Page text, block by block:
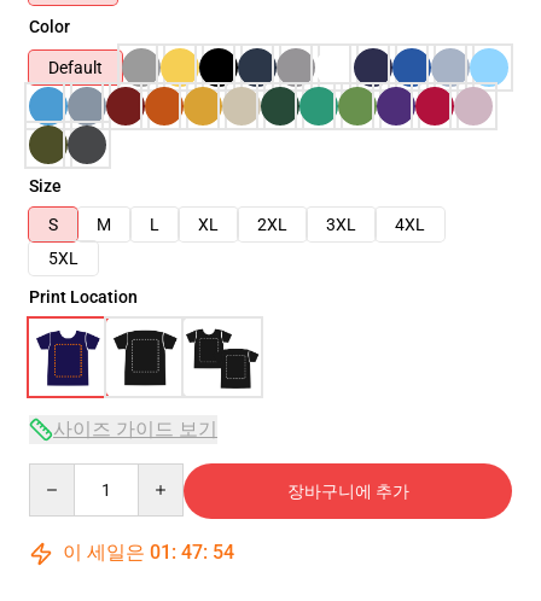
Color
Default
Size
S
M L XL 2XL 3XL
4XL
5XL
Print Location
사이즈 가이드 보기
장바구니에 추가
이 세일은 01 : 47: 54